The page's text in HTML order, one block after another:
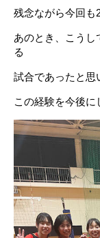
残念ながら今回も
あのとき、こう
る
試合であったと思
この経験を今後に